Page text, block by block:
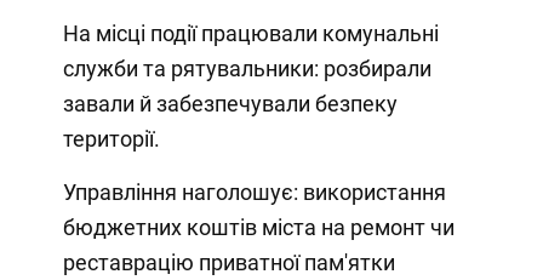
На місці події працювали комунальні
служби та рятувальники: розбирали
завали й забезпечували безпеку
території.
Управління наголошує: використання
бюджетних коштів міста на ремонт чи
реставрацію приватної пам'ятки